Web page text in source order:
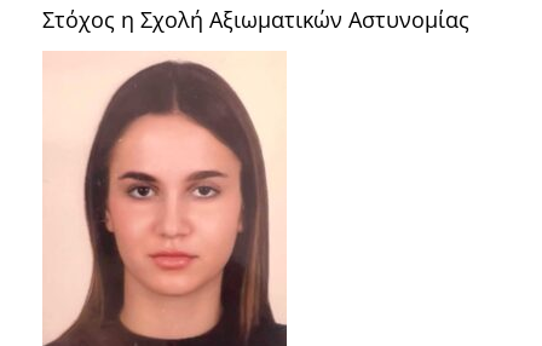
Στόχος η Σχολή Αξιωματικών Αστυνομίας